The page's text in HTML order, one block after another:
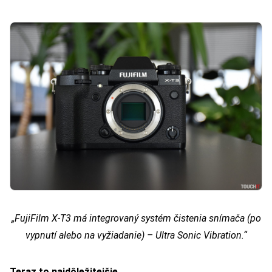
„FujiFilm X-T3 má integrovaný systém čistenia snímača (po
vypnutí alebo na vyžiadanie) – Ultra Sonic Vibration.“